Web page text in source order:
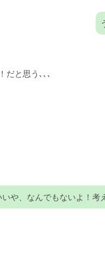
だと思う､､､
いや、なんでもないよ！考